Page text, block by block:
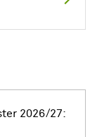
2026/27: